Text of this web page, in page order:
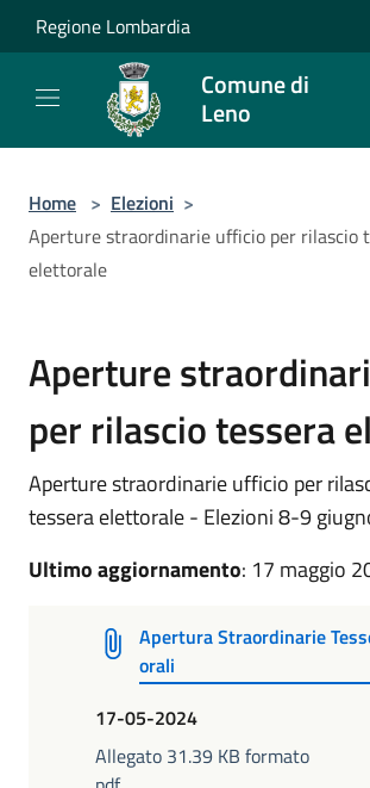
Salta al contenuto principale
Regione Lombardia
Comune di
Leno
Home > Elezioni >
Aperture straordinarie ufficio per rilascio
elettorale
Aperture
per rilascio tessera
Aperture straordinarie ufficio per
tessera elettorale - Elezioni 8-9
Ultimo aggiornamento: 17 maggio
Apertura Straordinarie
orali
17-05-2024
Allegato 31.39 KB formato